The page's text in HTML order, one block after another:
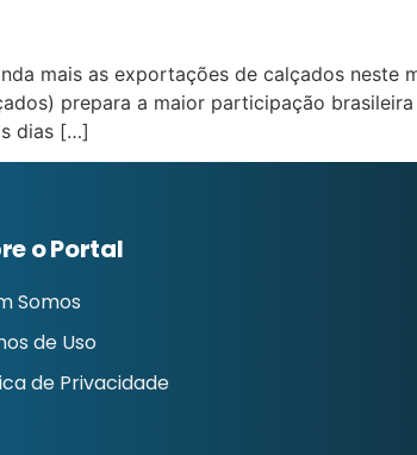
mais as exportações de calçados neste
prepara a maior participação
dias […]
o Portal
Somos
de Uso
de Privacidade